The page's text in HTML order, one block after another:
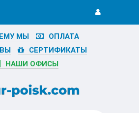
МЫ
ОПЛАТА
СЕРТИФИКАТЫ
НАШИ ОФИСЫ